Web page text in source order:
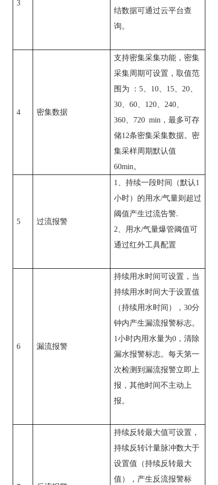
3
结数据可通过云平台查
询。
4 密集数据
支持密集采集功能，密集
采集周期可设置，取值范
围为
： 5、 10、 15、 20、
30、 60、 120、 240、
360、 720 min ，最多可存
储12条密集采集数据。密
集采样周期默认值
60min。
5 过流报警
1 、持续一段时间（默认1
小时）的用水/气量则超过
阈值产生过流告警.
2 、用水/气量爆管阈值可
通过红外工具配置
6 漏流报警
持续用水时间可设置，当
持续用水时间大于设置值
（持续用水时间）， 30分
钟内产生漏流报警标志。
1小时内用水量为0，清除
漏水报警标志。每天第一
次检测到漏流报警立即上
报，其他时间不主动上
报。
持续反转最大值可设置，
持续反转计量脉冲数大于
设置值（持续反转最大
值），产生反流报警标